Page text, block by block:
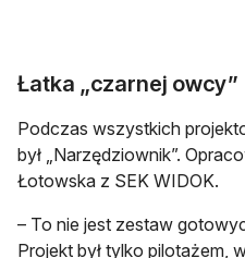
Łatka „czarnej owcy”
Podczas wszystkich
był „Narzędziownik”.
Łotowska z SEK WIDOK.
– To nie jest zestaw
Projekt był tylko pilotażem,